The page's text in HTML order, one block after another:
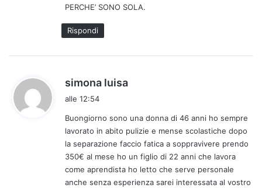
PERCHE’ SONO SOLA.
Rispondi
simona luisa
e
t
t
o
:
alle 12:54
Buongiorno sono una donna di 46 anni ho sempre
lavorato in abito pulizie e mense scolastiche dopo
la separazione faccio fatica a soppravivere prendo
350€ al mese ho un figlio di 22 anni che lavora
come aprendista ho letto che serve personale
anche senza esperienza sarei interessata al vostro